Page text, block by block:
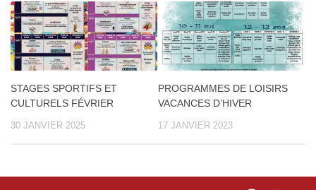
STAGES SPORTIFS ET
CULTURELS FÉVRIER
30 JANVIER 2025
PROGRAMMES DE LOISIRS
VACANCES D’HIVER
17 JANVIER 2023